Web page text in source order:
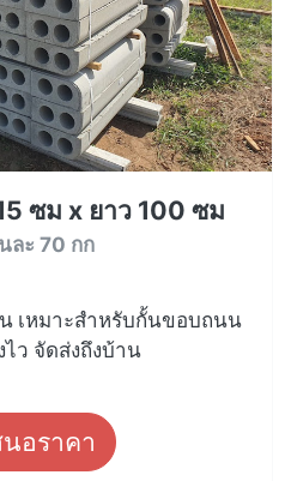
ซม x ยาว 100 ซม
ละ 70 กก
เหมาะสำหรับกั้นขอบถนน
ว จัดส่งถึงบ้าน
อราคา